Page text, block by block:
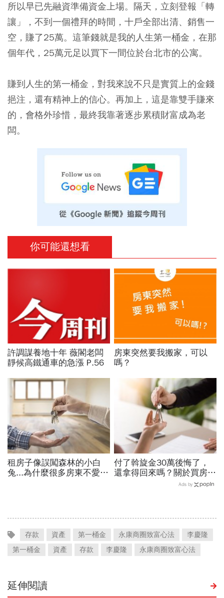
所以早已先融資準備資金上場。隔天，立刻登報「轉
讓」，不到一個禮拜的時間，十戶全部出清、銷售一
空，賺了25萬。這筆錢就是我的人生第一桶金，在那
個年代，25萬元足以買下一間位於台北市的公寓。
賺到人生的第一桶金，對我來說不只是實質上的金錢
挹注，還有精神上的信心。再加上，這是靠雙手賺來
的，會格外珍惜，最終我靠著逐步累積財富成為老
闆。
你可能還想看
許調謀養地十年 薇閣老闆
靜候高鐵通車的急漲 P.56
房東突然要我搬家，可以
嗎？
租房子像誤闖森林的小白
兔...為什麼很多房東不愛簽
付了斡旋金30萬後悔了，
還拿得回來嗎？關於買房斡
Ads by
存款 資產 第一桶金 永康商圈致富心法
李慶隆
第一桶金
資產 存款 李慶隆 永康商圈致富心法
延伸閱讀